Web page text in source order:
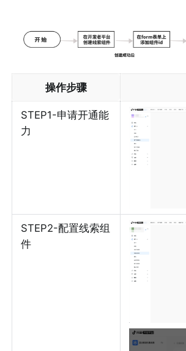
操作步骤
STEP1-申请开通能
力
STEP2-配置线索组
件